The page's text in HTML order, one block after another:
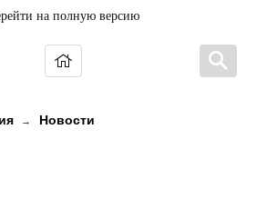
на полную версию
→ Новости